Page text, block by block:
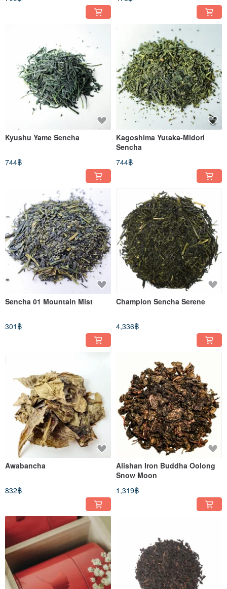
Kyushu Yame Sencha
744฿
Kagoshima Yutaka-Midori
Sencha
744฿
Sencha 01 Mountain Mist
301฿
Champion Sencha Serene
4,336฿
Awabancha
832฿
Alishan Iron Buddha Oolong
Snow Moon
1,319฿